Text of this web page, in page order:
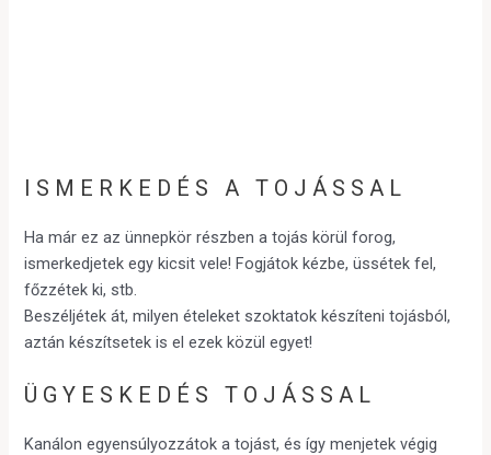
ISMERKEDÉS A TOJÁSSAL
Ha már ez az ünnepkör részben a tojás körül forog,
ismerkedjetek egy kicsit vele! Fogjátok kézbe, üssétek fel,
főzzétek ki, stb.
Beszéljétek át, milyen ételeket szoktatok készíteni tojásból,
aztán készítsetek is el ezek közül egyet!
ÜGYESKEDÉS TOJÁSSAL
Kanálon egyensúlyozzátok a tojást, és így menjetek végig